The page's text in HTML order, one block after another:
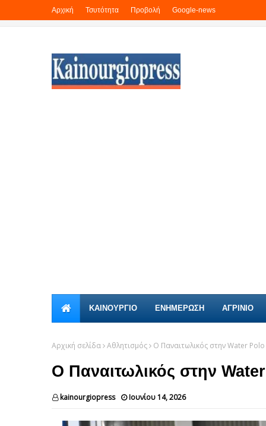
Αρχική Τσυτότητα Προβολή Google-news
ΚΑΙΝΟΎΡΓΙΟ ΕΝΗΜΕΡΩΣΗ ΑΓΡΙΝΙΟ
Αρχική σελίδα Αθλητισμός Ο Παναιτωλικός στην Water
Ο Παναιτωλικός στην
kainourgiopress Ιουνίου 14, 2026